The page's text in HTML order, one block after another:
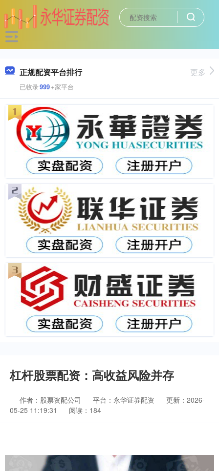
正规配资平台排行
已收录999+家平台
更多
杠杆股票配资：高收益风险并存
作者：股票资配公司 平台：永华证券配资
更新：2026-
05-25 11:19:31
阅读：184